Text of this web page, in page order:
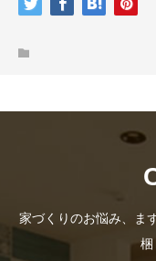
家づくりのお悩み、ま
梱